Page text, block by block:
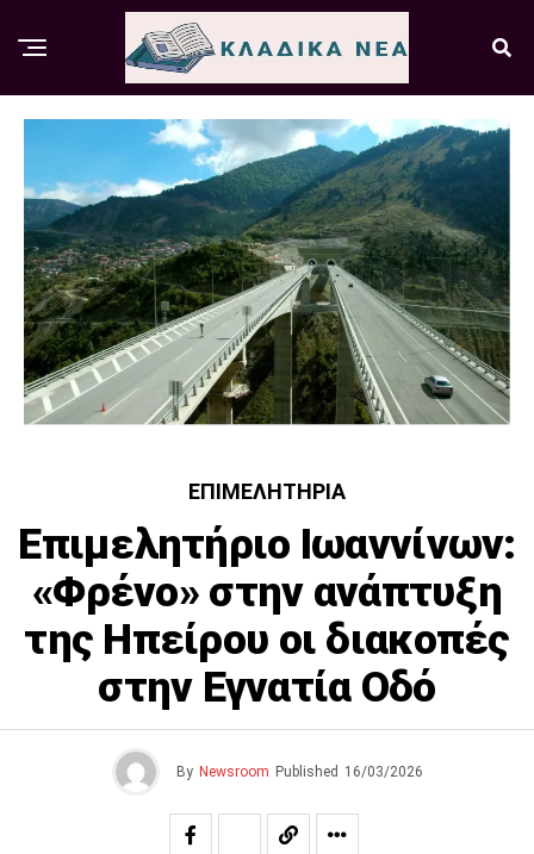
ΕΠΙΜΕΛΗΤΉΡΙΑ
Επιμελητήριο Ιωαννίνων:
«Φρένο» στην ανάπτυξη
της Ηπείρου οι διακοπές
στην Εγνατία Οδό
By Newsroom Published 16/03/2026